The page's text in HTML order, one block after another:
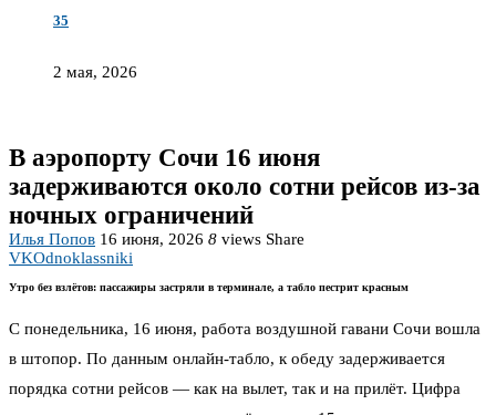
35
2 мая, 2026
В аэропорту Сочи 16 июня
задерживаются около сотни рейсов из-за
ночных ограничений
Илья Попов 16 июня, 2026 8 views Share
VKOdnoklassniki
Утро без взлётов: пассажиры застряли в терминале, а табло пестрит красным
С понедельника, 16 июня, работа воздушной гавани Сочи вошла
в штопор. По данным онлайн-табло, к обеду задерживается
порядка сотни рейсов — как на вылет, так и на прилёт. Цифра